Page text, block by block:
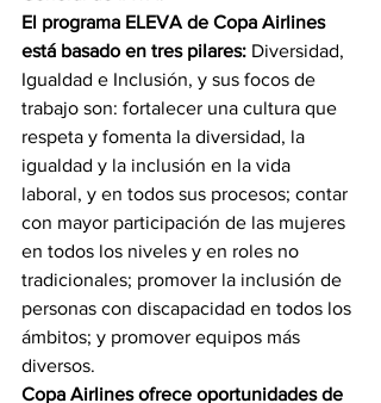
El programa ELEVA de Copa Airlines
está basado en tres pilares: Diversidad,
Igualdad e Inclusión, y sus focos de
trabajo son: fortalecer una cultura que
respeta y fomenta la diversidad, la
igualdad y la inclusión en la vida
laboral, y en todos sus procesos; contar
con mayor participación de las mujeres
en todos los niveles y en roles no
tradicionales; promover la inclusión de
personas con discapacidad en todos los
ámbitos; y promover equipos más
diversos.
Copa Airlines ofrece oportunidades de